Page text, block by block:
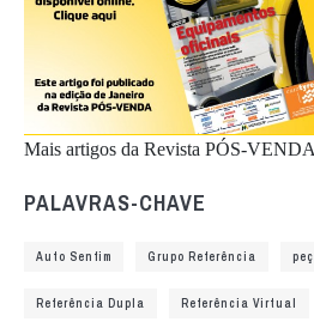
Mais artigos da Revista PÓS-
PALAVRAS-CHAVE
Auto Senfim Grupo Referência
Referência Dupla Referência Virtual